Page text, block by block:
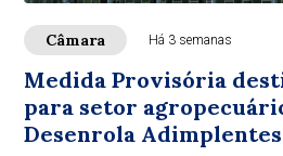
Câmara Há 3 semanas
Medida Provisória
para setor
Desenrola Adimplentes